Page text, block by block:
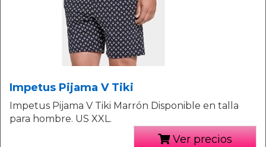
Impetus Pijama V Tiki
Impetus Pijama V Tiki Marrón Disponible en talla
para hombre. US XXL.
Ver precios